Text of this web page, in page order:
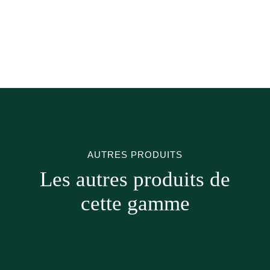
AUTRES PRODUITS
Les autres produits de
cette gamme